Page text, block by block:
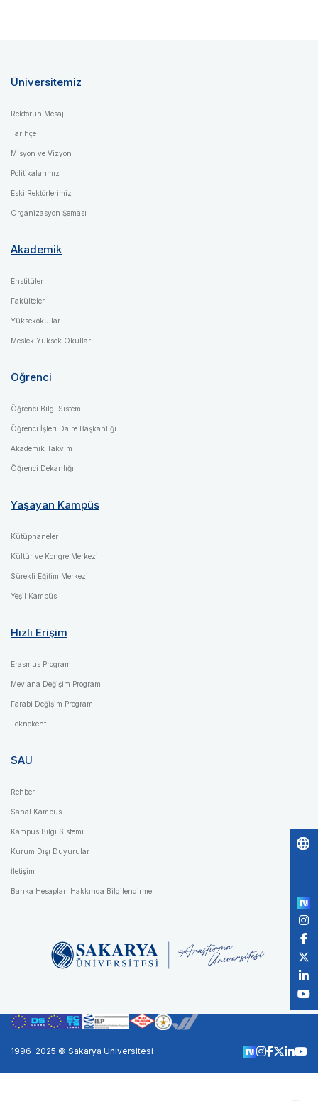
Üniversitemiz
Rektörün Mesajı
Tarihçe
Misyon ve Vizyon
Politikalarımız
Eski Rektörlerimiz
Organizasyon Şeması
Akademik
Enstitüler
Fakülteler
Yüksekokullar
Meslek Yüksek Okulları
Öğrenci
Öğrenci Bilgi Sistemi
Öğrenci İşleri Daire Başkanlığı
Akademik Takvim
Öğrenci Dekanlığı
Yaşayan Kampüs
Kütüphaneler
Kültür ve Kongre Merkezi
Sürekli Eğitim Merkezi
Yeşil Kampüs
Hızlı Erişim
Erasmus Programı
Mevlana Değişim Programı
Farabi Değişim Programı
Teknokent
SAU
Rehber
Sanal Kampüs
Kampüs Bilgi Sistemi
Kurum Dışı Duyurular
İletişim
Banka Hesapları Hakkında Bilgilendirme
1996-2025 © Sakarya Üniversitesi